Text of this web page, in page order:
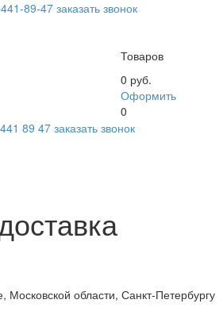
89-47 заказать звонок
Товаров
0 руб.
Оформить
0
89 47 заказать звонок
Московской области, Санкт-Петербургу